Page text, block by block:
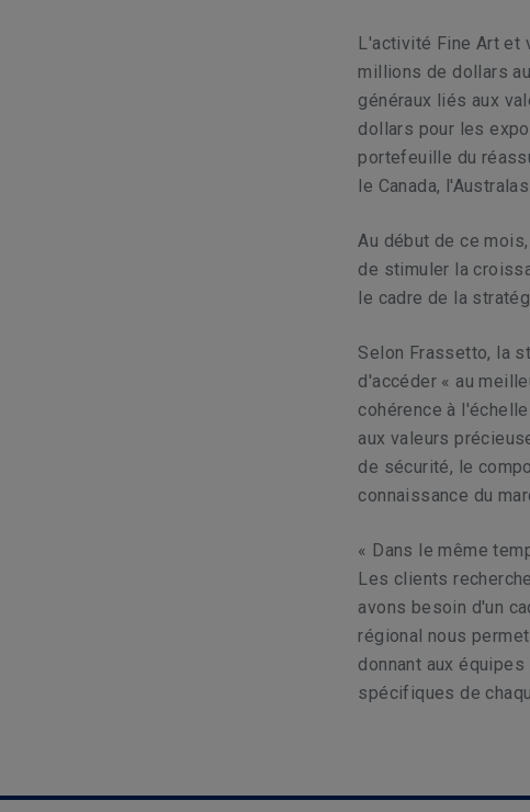
L'activité Fine Art et
millions de dollars
généraux liés aux
dollars pour les
portefeuille du
le Canada,
Au début de ce
de stimuler la
le cadre de la
Selon Frassetto, la
d'accéder « au
cohérence à
aux valeurs
de sécurité, le
connaissance du
« Dans le même
Les clients
avons besoin d'un
régional nous
donnant aux
spécifiques de